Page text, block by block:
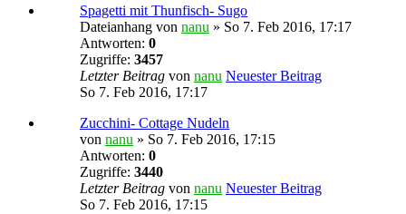
Spagetti mit Thunfisch- Sugo
Dateianhang von nanu » So 7. Feb 2016, 17:17
Antworten: 0
Zugriffe: 3457
Letzter Beitrag von nanu Neuester Beitrag
So 7. Feb 2016, 17:17
Zucchini- Cottage Nudeln
von nanu » So 7. Feb 2016, 17:15
Antworten: 0
Zugriffe: 3440
Letzter Beitrag von nanu Neuester Beitrag
So 7. Feb 2016, 17:15